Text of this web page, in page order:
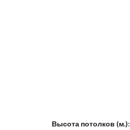
Высота потолков (м.):